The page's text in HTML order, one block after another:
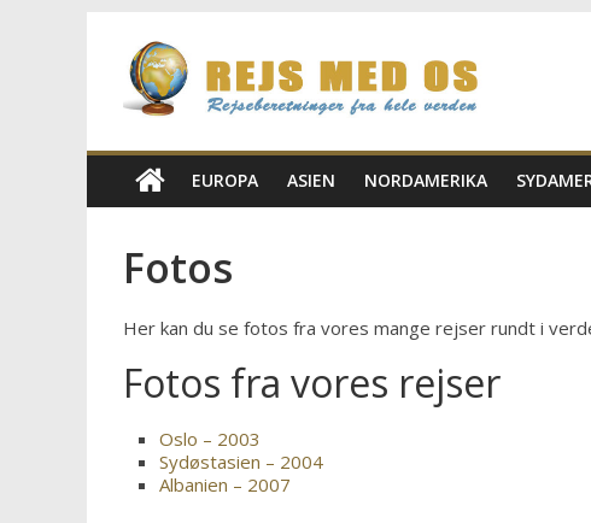
contentRejs
Med
Os
Rejseblog
for
Frida,
Marianne
og
EUROPA ASIEN NORDAMERIKA
Fotos
Her kan du se fotos fra vores mange rejser rundt i
Fotos fra vores rejser
Oslo – 2003
Sydøstasien – 2004
Albanien – 2007